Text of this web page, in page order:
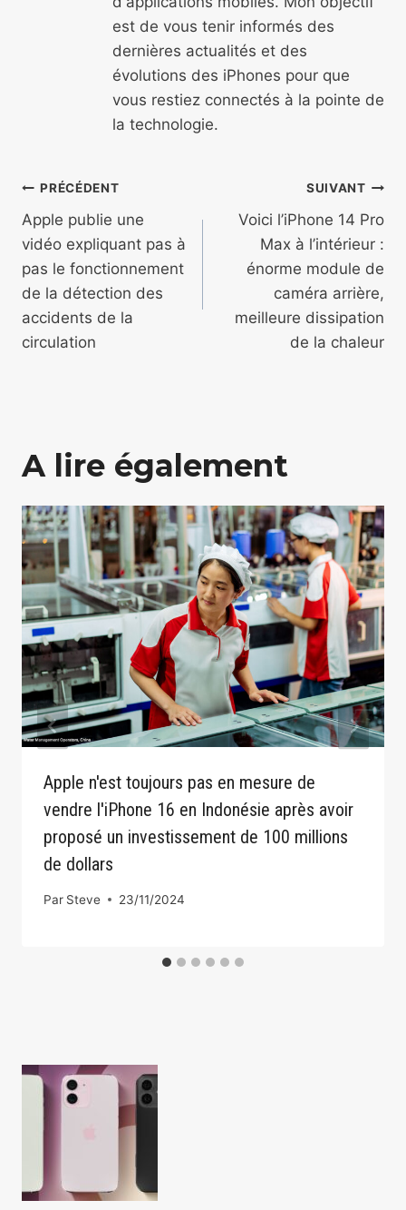
est de vous tenir informés des
dernières actualités et des
évolutions des iPhones pour que
vous restiez connectés à la pointe de
la technologie.
Navigation
de
l’article
PRÉCÉDENT
Apple publie une
vidéo expliquant pas à
pas le fonctionnement
de la détection des
accidents de la
circulation
SUIVANT
Voici l’iPhone 14 Pro
Max à l’intérieur :
énorme module de
caméra arrière,
meilleure dissipation
de la chaleur
A lire également
Apple n'est toujours pas en mesure de
vendre l'iPhone 16 en Indonésie après avoir
proposé un investissement de 100 millions
de dollars
Par Steve 23/11/2024